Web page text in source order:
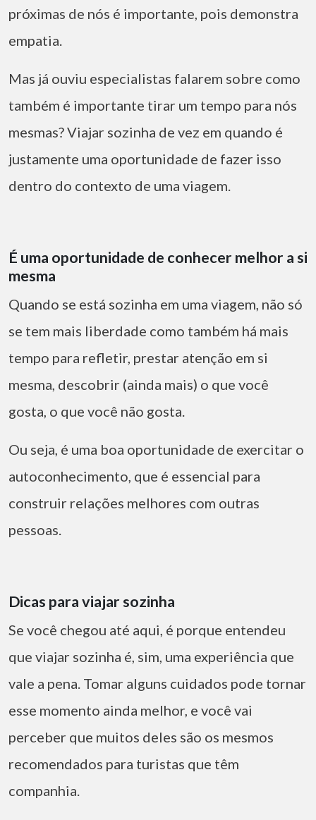
próximas de nós é importante, pois demonstra
empatia.
Mas já ouviu especialistas falarem sobre como
também é importante tirar um tempo para nós
mesmas? Viajar sozinha de vez em quando é
justamente uma oportunidade de fazer isso
dentro do contexto de uma viagem.
É uma oportunidade de conhecer melhor a si
mesma
Quando se está sozinha em uma viagem, não só
se tem mais liberdade como também há mais
tempo para refletir, prestar atenção em si
mesma, descobrir (ainda mais) o que você
gosta, o que você não gosta.
Ou seja, é uma boa oportunidade de exercitar o
autoconhecimento, que é essencial para
construir relações melhores com outras
pessoas.
Dicas para viajar sozinha
Se você chegou até aqui, é porque entendeu
que viajar sozinha é, sim, uma experiência que
vale a pena. Tomar alguns cuidados pode tornar
esse momento ainda melhor, e você vai
perceber que muitos deles são os mesmos
recomendados para turistas que têm
companhia.